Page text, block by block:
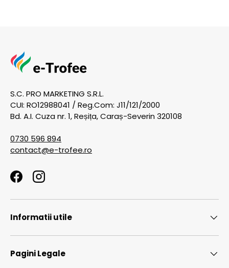
S.C. PRO MARKETING S.R.L.
CUI: RO12988041 / Reg.Com: J11/121/2000
Bd. A.I. Cuza nr. 1, Reșița, Caraș-Severin 320108
0730 596 894
contact@e-trofee.ro
FacebookInstagram
Informatii utile
Pagini Legale